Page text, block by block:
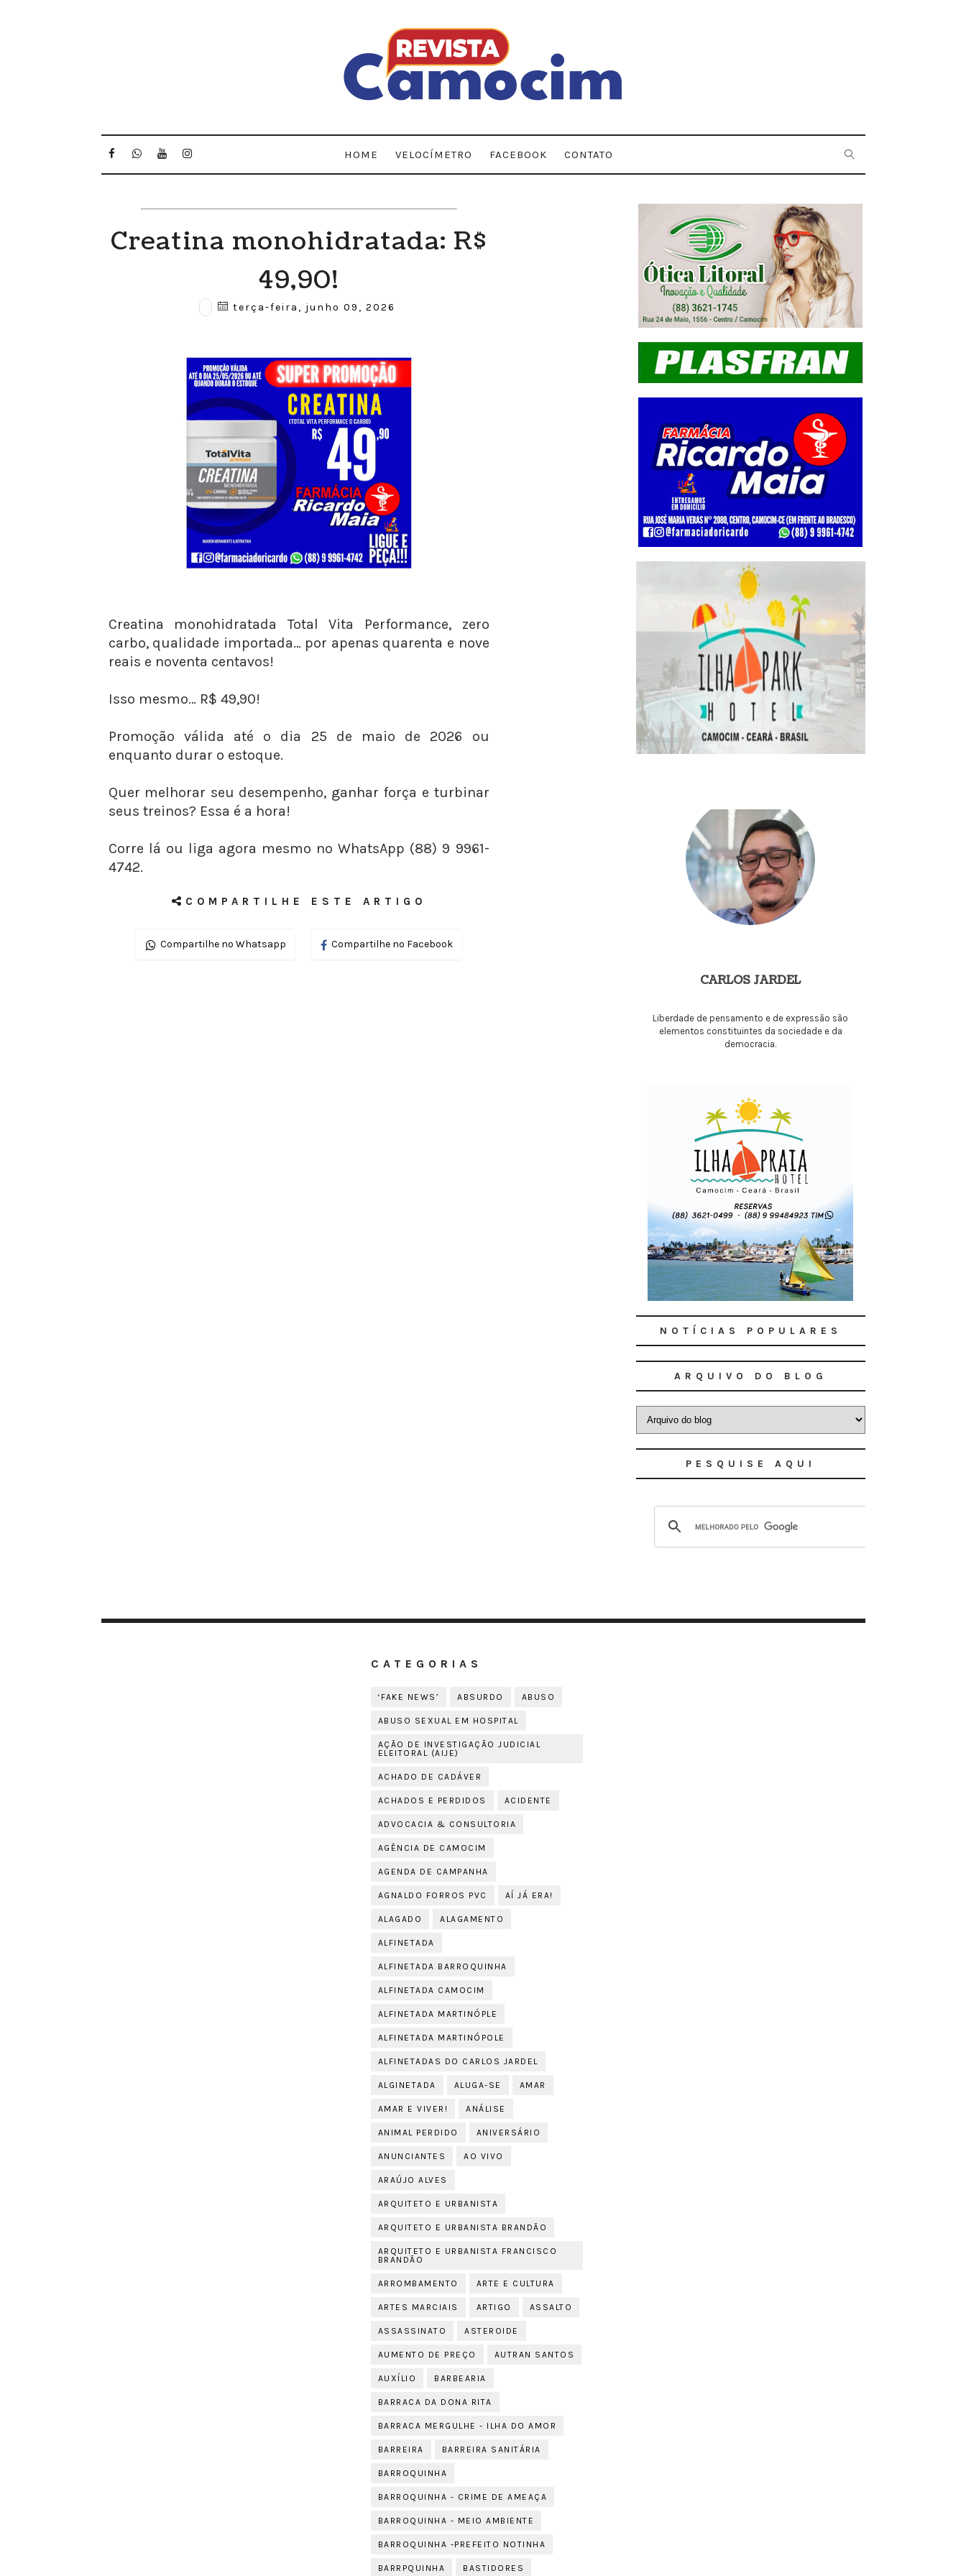
HOME VELOCÍMETRO FACEBOOK CONTATO
Creatina monohidratada: R$
49,90!
terça-feira, junho 09, 2026
Creatina monohidratada Total Vita Performance, zero
carbo, qualidade importada… por apenas quarenta e nove
reais e noventa centavos!
Isso mesmo… R$ 49,90!
Promoção válida até o dia 25 de maio de 2026 ou
enquanto durar o estoque.
Quer melhorar seu desempenho, ganhar força e turbinar
seus treinos? Essa é a hora!
Corre lá ou liga agora mesmo no WhatsApp (88) 9 9961-
4742.
COMPARTILHE ESTE ARTIGO
Compartilhe no Whatsapp Compartilhe no Facebook
CARLOS JARDEL
Liberdade de pensamento e de expressão são
elementos constituintes da sociedade e da
democracia.
NOTÍCIAS POPULARES
ARQUIVO DO BLOG
PESQUISE AQUI
CATEGORIAS
‘FAKE NEWS’ ABSURDO ABUSO
ABUSO SEXUAL EM HOSPITAL
AÇÃO DE INVESTIGAÇÃO JUDICIAL
ELEITORAL (AIJE)
ACHADO DE CADÁVER
ACHADOS E PERDIDOS ACIDENTE
ADVOCACIA & CONSULTORIA
AGÊNCIA DE CAMOCIM
AGENDA DE CAMPANHA
AGNALDO FORROS PVC AÍ JÁ ERA!
ALAGADO ALAGAMENTO
ALFINETADA
ALFINETADA BARROQUINHA
ALFINETADA CAMOCIM
ALFINETADA MARTINÓPLE
ALFINETADA MARTINÓPOLE
ALFINETADAS DO CARLOS JARDEL
ALGINETADA ALUGA-SE AMAR
AMAR E VIVER! ANÁLISE
ANIMAL PERDIDO ANIVERSÁRIO
ANUNCIANTES AO VIVO
ARAÚJO ALVES
ARQUITETO E URBANISTA
ARQUITETO E URBANISTA BRANDÃO
ARQUITETO E URBANISTA FRANCISCO
BRANDÃO
ARROMBAMENTO ARTE E CULTURA
ARTES MARCIAIS ARTIGO ASSALTO
ASSASSINATO ASTEROIDE
AUMENTO DE PREÇO AUTRAN SANTOS
AUXÍLIO BARBEARIA
BARRACA DA DONA RITA
BARRACA MERGULHE - ILHA DO AMOR
BARREIRA BARREIRA SANITÁRIA
BARROQUINHA
BARROQUINHA - CRIME DE AMEAÇA
BARROQUINHA - MEIO AMBIENTE
BARROQUINHA -PREFEITO NOTINHA
BARRPQUINHA BASTIDORES